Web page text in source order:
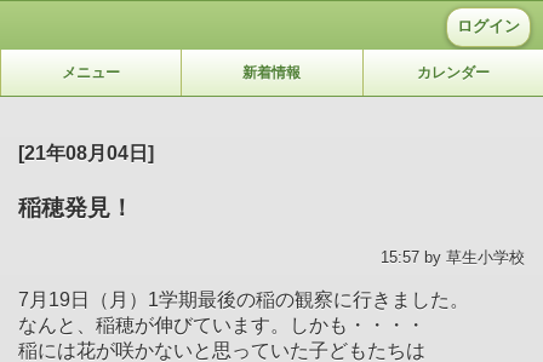
ログイン
メニュー 新着情報 カレンダー
[21年08月04日]
稲穂発見！
15:57 by 草生小学校
7月19日（月）1学期最後の稲の観察に行きました。
なんと、稲穂が伸びています。しかも・・・・
稲には花が咲かないと思っていた子どもたちは